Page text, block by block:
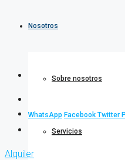
Nosotros
Sobre nosotros
Servicios
WhatsApp Facebook Twitter
Alquiler